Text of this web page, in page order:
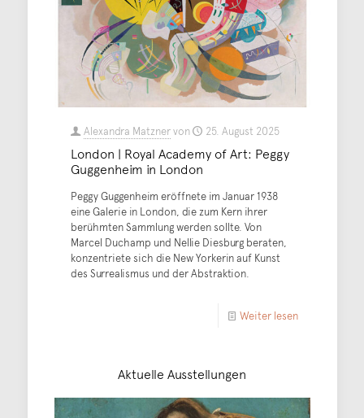
Alexandra Matznervon 25. August 2025
London | Royal Academy of Art: Peggy
Guggenheim in London
Peggy Guggenheim eröffnete im Januar 1938
eine Galerie in London, die zum Kern ihrer
berühmten Sammlung werden sollte. Von
Marcel Duchamp und Nellie Diesburg beraten,
konzentriete sich die New Yorkerin auf Kunst
des Surrealismus und der Abstraktion.
Weiter lesen
Aktuelle Ausstellungen